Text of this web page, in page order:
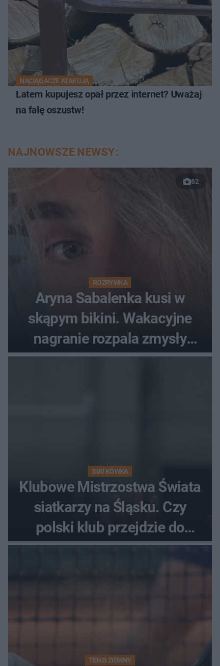
NACIĄGACZE ATAKUJĄ
Latem kupujesz opał przez internet? Uważaj
na falę oszustw!
NAJNOWSZE NEWSY:
62
ROZRYWKA
Aryna Sabalenka kusi w
skąpym bikini. Wakacyjne
nagranie rozpala zmysły
fanów
SIATKÓWKA
Klubowe Mistrzostwa Świata
siatkarzy na Śląsku. Czy
polski klub przejdzie do
historii
TENIS ZIEMNY